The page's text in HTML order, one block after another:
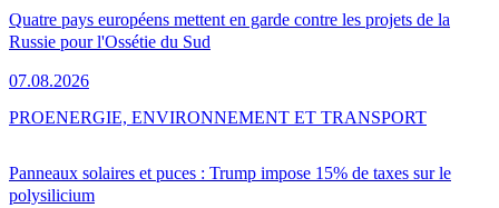
Quatre pays européens mettent en garde contre les projets de la
Russie pour l'Ossétie du Sud
07.08.2026
Panneaux solaires et puces : Trump impose 15% de taxes sur le
polysilicium
PROENERGIE, ENVIRONNEMENT ET TRANSPORT